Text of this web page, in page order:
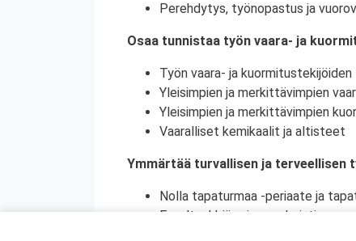
Perehdytys, työnopastus ja
Osaa tunnistaa työn vaara- ja
Työn vaara- ja
Yleisimpien ja merkittävimpien
Yleisimpien ja merkittävimpien
Vaaralliset kemikaalit ja altisteet
Ymmärtää turvallisen ja terveellisen
Nolla tapaturmaa -periaate ja
Ennaltaehkäisy ja ennakointi